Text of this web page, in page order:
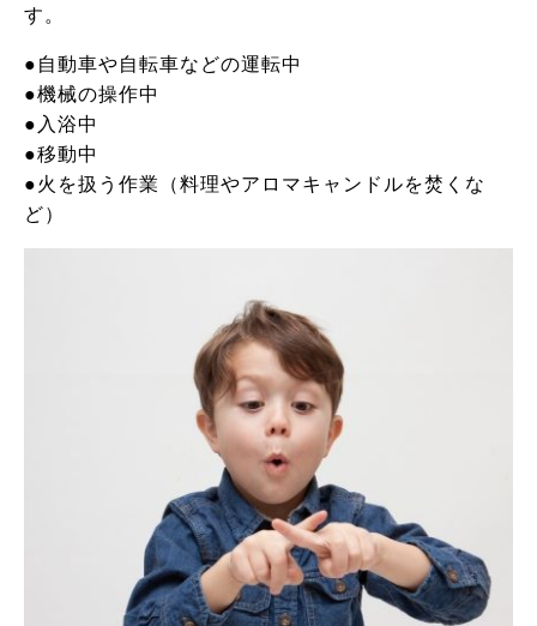
す。
●自動車や自転車などの運転中
●機械の操作中
●入浴中
●移動中
●火を扱う作業（料理やアロマキャンドルを焚くな
ど）